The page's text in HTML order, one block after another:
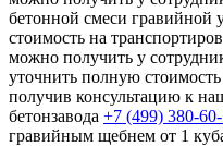
бетонной смеси гравийной
стоимость на
можно получить у
уточнить полную стоимость
получив консультацию к
бетонзавода +7 (499) 380-
гравийным щебнем от 1